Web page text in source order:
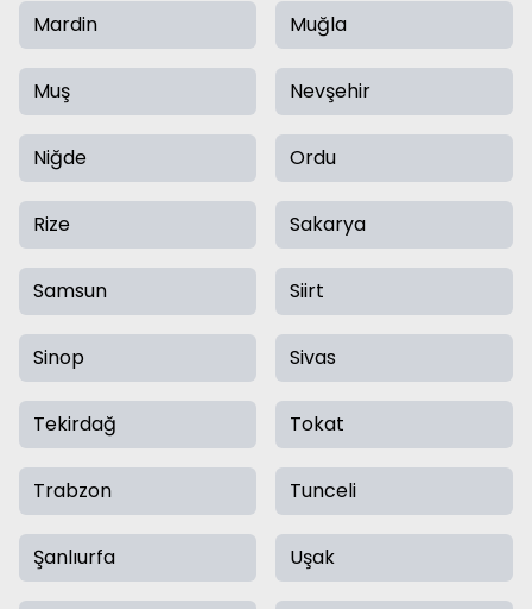
Mardin Muğla
Muş Nevşehir
Niğde Ordu
Rize Sakarya
Samsun Siirt
Sinop Sivas
Tekirdağ Tokat
Trabzon Tunceli
Şanlıurfa Uşak